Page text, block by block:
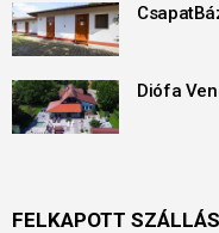
Diófa
FELKAPOTT